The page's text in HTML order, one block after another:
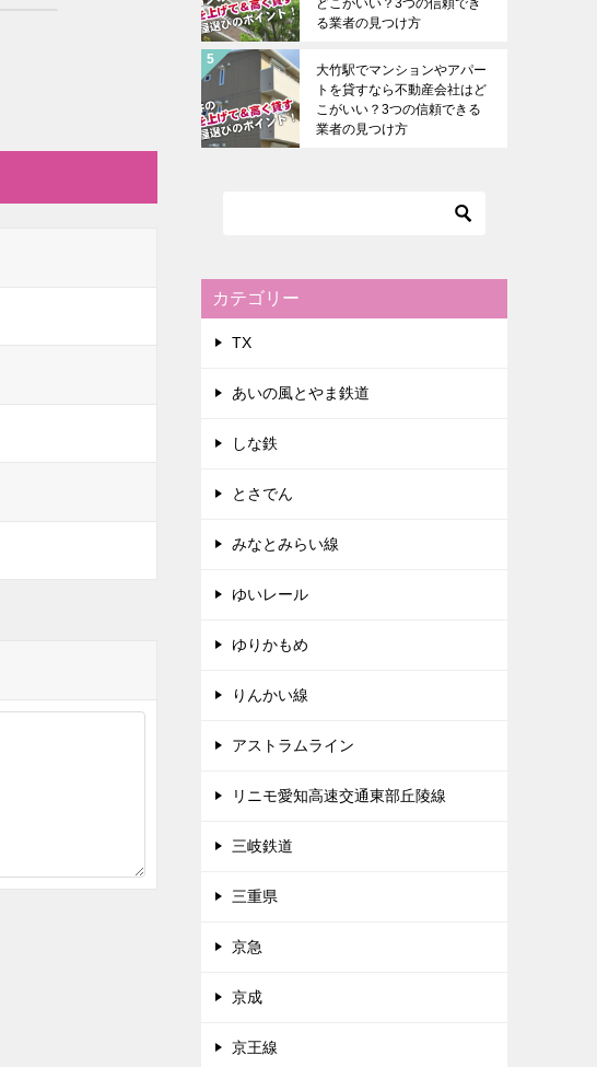
どこがいい？3つの信頼でき
る業者の見つけ方
大竹駅でマンションやアパー
トを貸すなら不動産会社はど
こがいい？3つの信頼できる
業者の見つけ方
カテゴリー
TX
あいの風とやま鉄道
しな鉄
とさでん
みなとみらい線
ゆいレール
ゆりかもめ
りんかい線
アストラムライン
リニモ愛知高速交通東部丘陵線
三岐鉄道
三重県
京急
京成
京王線